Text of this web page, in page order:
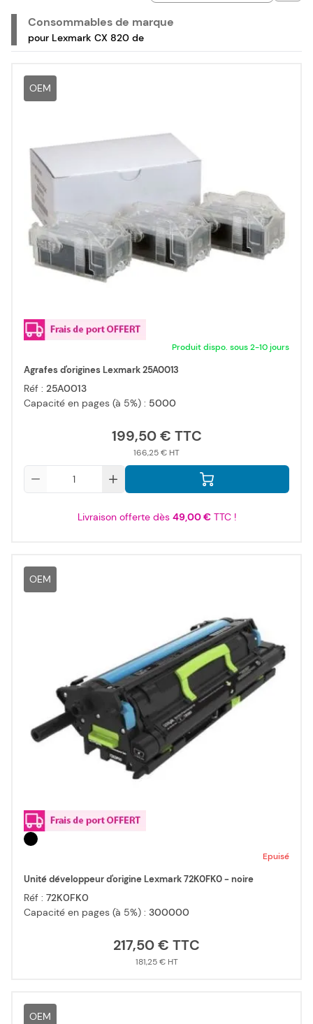
laser couleur multifonction Lexmark CX 820 de.
Consommables de marque
pour Lexmark CX 820 de
OEM
Produit dispo. sous 2-10 jours
Agrafes d'origines Lexmark 25A0013
Réf : 25A0013
Capacité en pages (à 5%) : 5000
199,50 €
166,25 €
Livraison offerte dès 49,00 €TTC !
OEM
Epuisé
Unité développeur d'origine Lexmark 72K0FK0 - noire
Réf : 72K0FK0
Capacité en pages (à 5%) : 300000
217,50 €
181,25 €
OEM